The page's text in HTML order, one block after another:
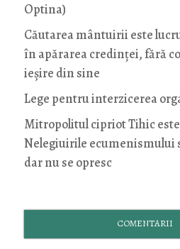
Optina)
Căutarea mântuirii este
în apărarea credinței, fără
ieșire din sine
Lege pentru interzicerea
Mitropolitul cipriot Tihic
Nelegiuirile ecumenismului
dar nu se opresc
COMENTARII